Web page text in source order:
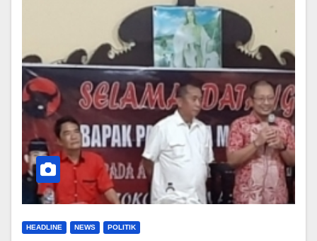
HEADLINE NEWS POLITIK